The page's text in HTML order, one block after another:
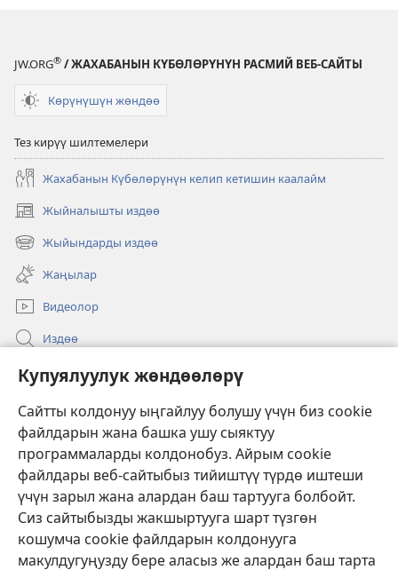
Купуялуулук жөндөөлөрү
Сайтты колдонуу ыңгайлуу болушу үчүн биз cookie
файлдарын жана башка ушу сыяктуу
программаларды колдонобуз. Айрым cookie
файлдары веб-сайтыбыз тийиштүү түрдө иштеши
үчүн зарыл жана алардан баш тартууга болбойт.
Сиз сайтыбызды жакшыртууга шарт түзгөн
кошумча cookie файлдарын колдонууга
макулдугуңузду бере аласыз же алардан баш тарта
андан
JW.ORG® / ЖАХАБАНЫН КҮБӨЛӨРҮНҮН РАСМИЙ ВЕБ-САЙТЫ
Көрүнүшүн жөндөө
Тез кирүү шилтемелери
Жахабанын Күбөлөрүнүн келип кетишин каалайм
Жыйналышты издөө
(жаңы
терезе
ачат)
Жыйындарды издөө
(жаңы
терезе
ачат)
Жаңылар
Видеолор
Издөө
Бийлик өкүлдөрү үчүн маалымат
Тартуулар
(жаңы
терезе
ачат)
ОНЛАЙН КИТЕПКАНА
(жаңы
терезе
ачат) JW Hub
(жаңы
терезе